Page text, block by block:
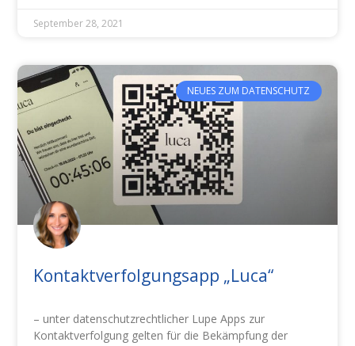
September 28, 2021
NEUES ZUM DATENSCHUTZ
Kontaktverfolgungsapp „Luca“
– unter datenschutzrechtlicher Lupe Apps zur
Kontaktverfolgung gelten für die Bekämpfung der